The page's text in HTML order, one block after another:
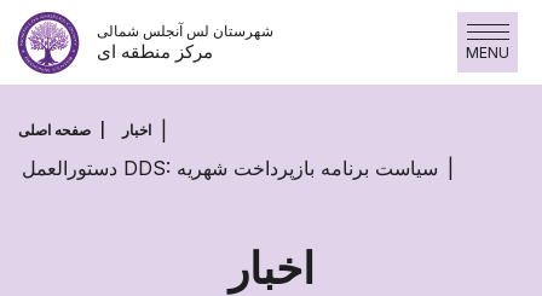
Skip
to
content
شهرستان لس آنجلس شمالی
مرکز منطقه ای MENU
صفحه اصلی اخبار
دستورالعمل DDS: سیاست برنامه بازپرداخت شهریه
اخبار